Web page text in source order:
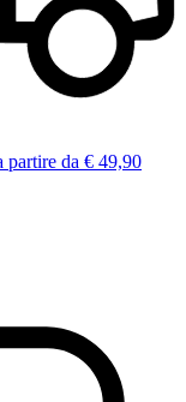
partire da € 49,90